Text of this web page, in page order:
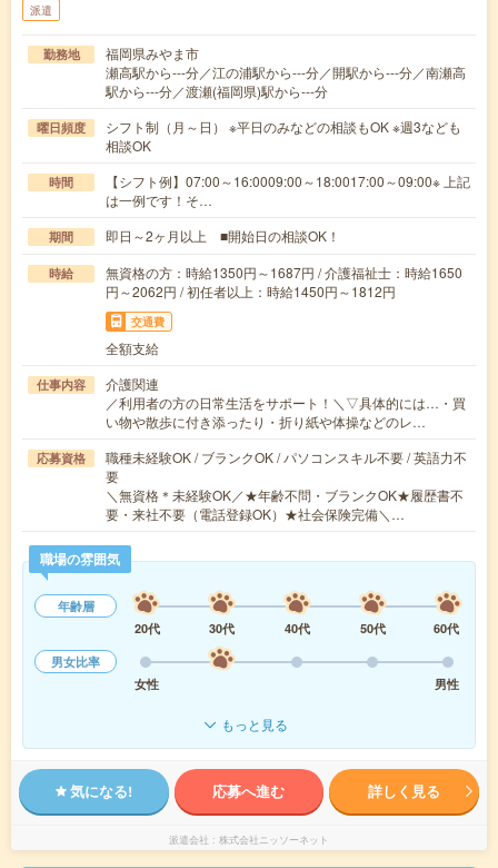
派遣
勤務地
福岡県みやま市
瀬高駅から---分／江の浦駅から---分／開駅から---分／南瀬高
駅から---分／渡瀬(福岡県)駅から---分
曜日頻度
シフト制（月～日） ※平日のみなどの相談もOK ※週3なども
相談OK
時間
【シフト例】07:00～16:0009:00～18:0017:00～09:00※ 上記
は一例です！そ…
期間 即日～2ヶ月以上 ■開始日の相談OK！
時給
無資格の方：時給1350円～1687円 / 介護福祉士：時給1650
円～2062円 / 初任者以上：時給1450円～1812円
交通費
全額支給
仕事内容
介護関連
／利用者の方の日常生活をサポート！＼▽具体的には…・買
い物や散歩に付き添ったり・折り紙や体操などのレ…
応募資格
職種未経験OK / ブランクOK / パソコンスキル不要 / 英語力不
要
＼無資格＊未経験OK／★年齢不問・ブランクOK★履歴書不
要・来社不要（電話登録OK）★社会保険完備＼…
職場の雰囲気
年齢層
20代
30代 40代 50代
60代
男女比率
女性
男性
もっと見る
気になる! 応募へ進む 詳しく見る
派遣会社 株式会社ニッソーネット